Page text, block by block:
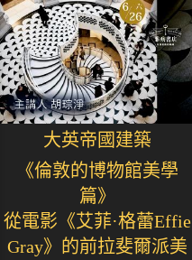
大英帝國建築
《倫敦的博物館美學
篇》
從電影《艾菲·格蕾Effie
Gray》的前拉斐爾派美